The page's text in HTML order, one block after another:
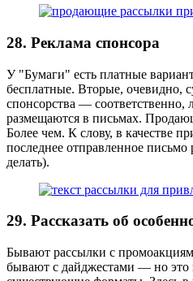
28. Реклама спонсора
У "Бумаги" есть платные
бесплатные. Вторые, очевидно,
спонсорства — соответственно,
размещаются в письмах.
Более чем. К слову, в качестве
последнее отправленное
делать).
29. Рассказать об
Бывают рассылки с
бывают с дайджестами — но это